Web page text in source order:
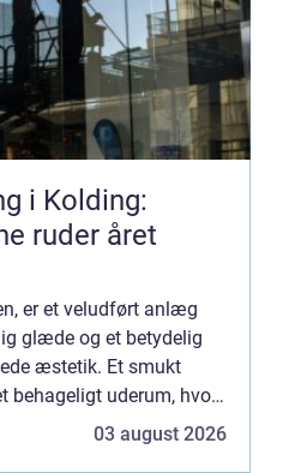
i Kolding:
ruder året
er et veludført anlæg
glæde og et betydelig
æstetik. Et smukt
behageligt uderum, hvor
03 august 2026